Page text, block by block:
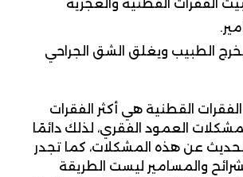
الفقرات القطنية والعجزية
يخرج الطبيب ويغلق الشق الجراحي
الفقرات القطنية هي أكثر الفقرات
العمود الفقري، لذلك دائمًا
عن هذه المشكلات، كما تجدر
والمسامير ليست الطريقة